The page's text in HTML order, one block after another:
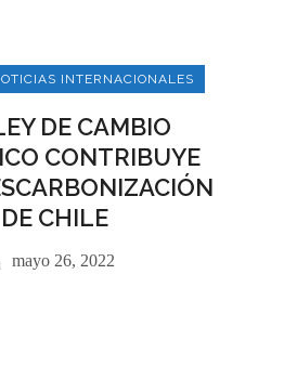
INTERNACIONALES
DE CAMBIO
CONTRIBUYE
DE CHILE
mayo 26, 2022